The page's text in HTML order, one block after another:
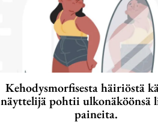
Kehodysmorfisesta häiriöstä
näyttelijä pohtii ulkonäköönsä
paineita.